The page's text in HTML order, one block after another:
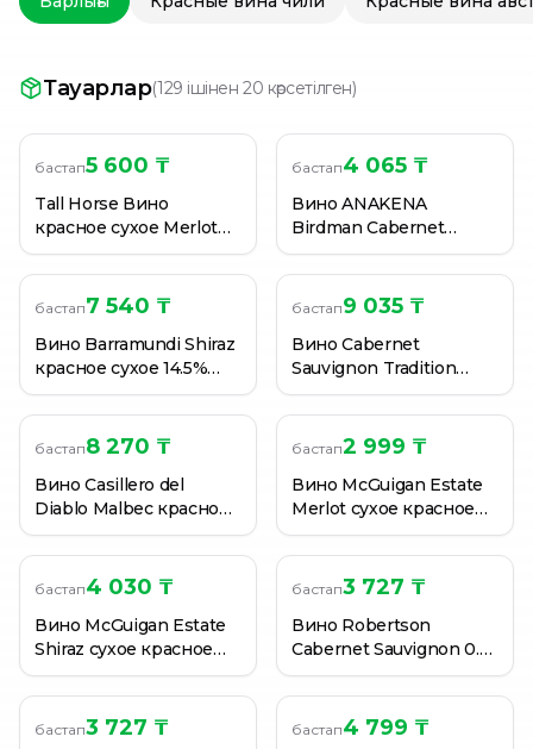
Тауарлар(129 ішінен 20 көрсетілген)
бастап5 600 ₸
Tall Horse Вино
красное сухое Merlot
0,75 л.
бастап4 065 ₸
Вино ANAKENA
Birdman Cabernet
Sauvignon 13% 0.75 л.
бастап7 540 ₸
Вино Barramundi Shiraz
красное сухое 14.5%
Австралия 0.75 л
бастап9 035 ₸
Вино Cabernet
Sauvignon Tradition
красное сухое 0.75 л.
бастап8 270 ₸
Вино Casillero del
Diablo Malbec красное
сухое 0,75 л. (Чили)
бастап2 999 ₸
Вино McGuigan Estate
Merlot сухое красное
0.75 л.
бастап4 030 ₸
Вино McGuigan Estate
Shiraz сухое красное
0.75 л.
бастап3 727 ₸
Вино Robertson
Cabernet Sauvignon 0.75
л.
бастап3 727 ₸ бастап4 799 ₸
Вино красное Fish Hoek Pinotage сухое 0,75 л